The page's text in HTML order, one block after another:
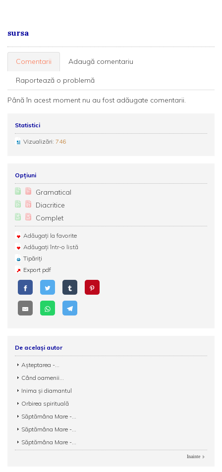
sursa
Comentarii Adaugă comentariu
Raportează o problemă
Până în acest moment nu au fost adăugate comentarii.
Statistici
Vizualizări: 746
Opțiuni
Gramatical
Diacritice
Complet
Adăugați la favorite
Adăugați într-o listă
Tipăriți
Export pdf
De același autor
Așteptarea -...
Când oamenii...
Inima și diamantul
Orbirea spirituală
Săptămâna Mare -...
Săptămâna Mare -...
Săptămâna Mare -...
Inainte